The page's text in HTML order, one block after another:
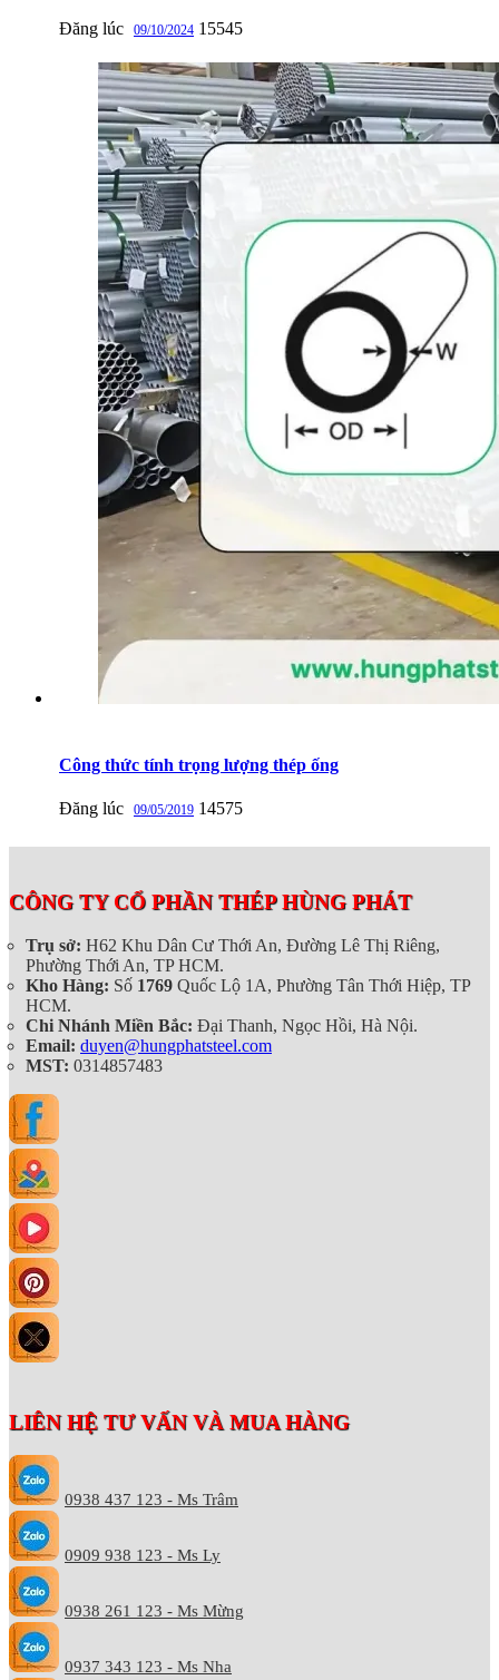
Đăng lúc 09/10/2024 15545
Công thức tính trọng lượng thép ống
Đăng lúc 09/05/2019 14575
CÔNG TY CỔ PHẦN THÉP HÙNG PHÁT
Trụ sở: H62 Khu Dân Cư Thới An, Đường Lê Thị Riêng,
Phường Thới An, TP HCM.
Kho Hàng: Số 1769 Quốc Lộ 1A, Phường Tân Thới Hiệp, TP
HCM.
Chi Nhánh Miền Bắc: Đại Thanh, Ngọc Hồi, Hà Nội.
Email: duyen@hungphatsteel.com
MST: 0314857483
LIÊN HỆ TƯ VẤN VÀ MUA HÀNG
0938 437 123 - Ms Trâm
0909 938 123 - Ms Ly
0938 261 123 - Ms Mừng
0937 343 123 - Ms Nha